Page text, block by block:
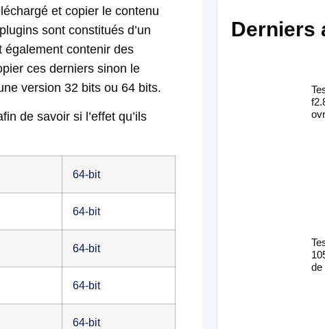
et copier le contenu
sont constitués d’un
également contenir des
ces derniers sinon le
version 32 bits ou 64 bits.
de savoir si l’effet qu’ils
64-bit
64-bit
64-bit
64-bit
64-bit
Derniers
de